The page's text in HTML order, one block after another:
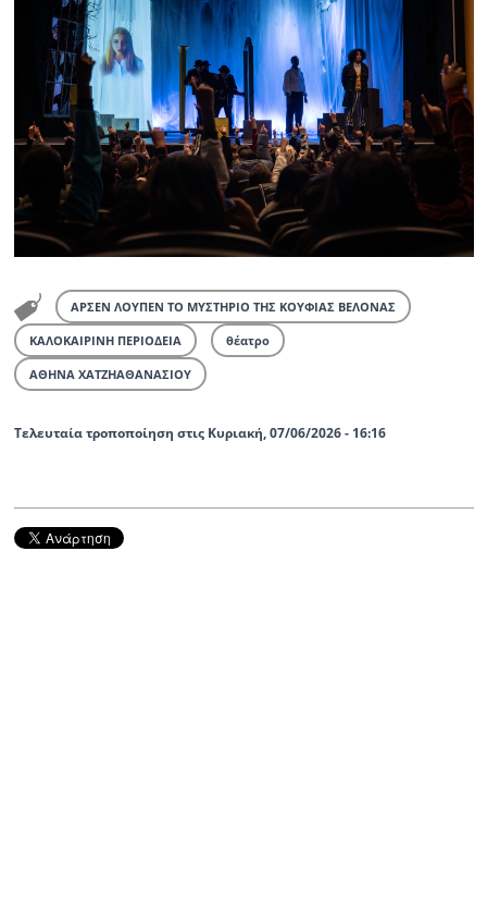
ΑΡΣΕΝ ΛΟΥΠΕΝ ΤΟ ΜΥΣΤΗΡΙΟ ΤΗΣ ΚΟΥΦΙΑΣ ΒΕΛΟΝΑΣ
ΚΑΛΟΚΑΙΡΙΝΗ ΠΕΡΙΟΔΕΙΑ θέατρο
ΑΘΗΝΑ ΧΑΤΖΗΑΘΑΝΑΣΙΟΥ
Τελευταία τροποποίηση στις Κυριακή, 07/06/2026 - 16:16